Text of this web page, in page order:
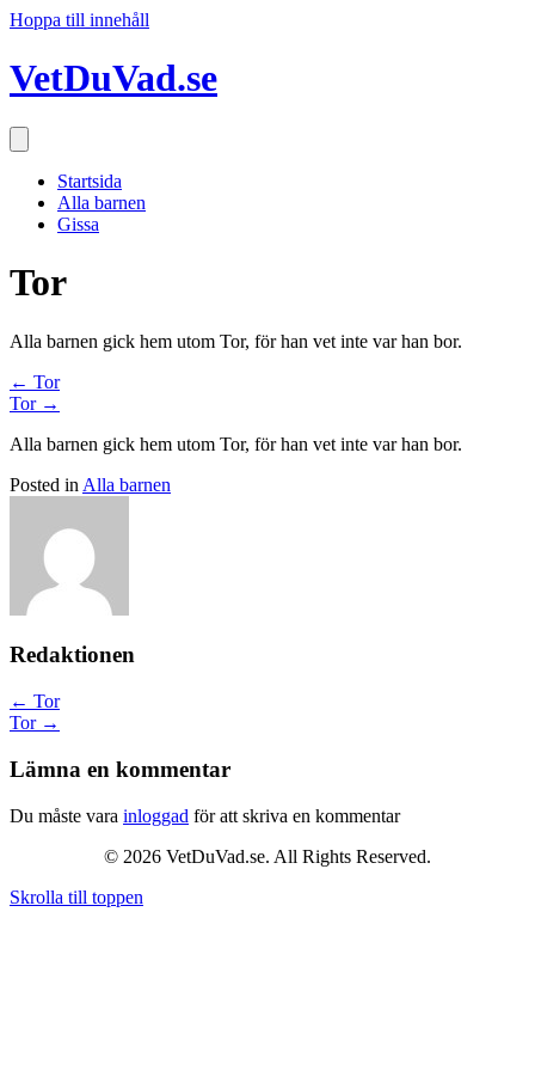
Hoppa till innehåll
VetDuVad.se
Startsida
Alla barnen
Gissa
Tor
Alla barnen gick hem utom Tor, för han vet inte var han bor.
Posts
navigation
← Tor
Tor →
Alla barnen gick hem utom Tor, för han vet inte var han bor.
Posted in Alla barnen
Redaktionen
Posts
navigation
← Tor
Tor →
Lämna en kommentar
Du måste vara inloggad för att skriva en kommentar
© 2026 VetDuVad.se. All Rights Reserved.
Skrolla till toppen